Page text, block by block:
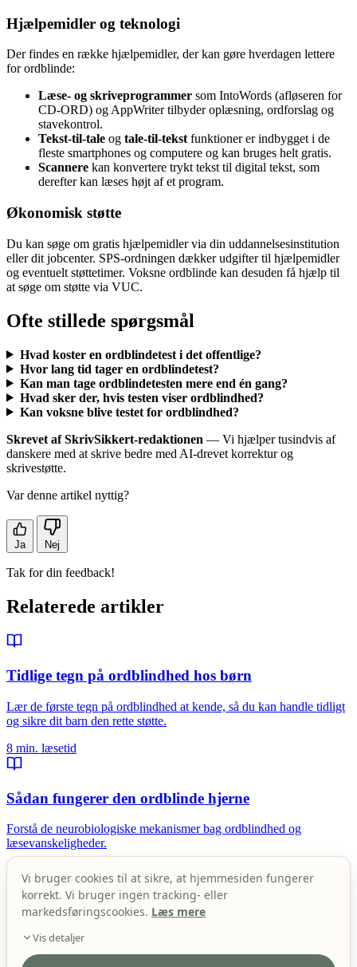
Vi bruger cookies til at sikre, at hjemmesiden fungerer
korrekt. Vi bruger ingen tracking- eller
markedsføringscookies. Læs mere
Vis detaljer
Hjælpemidler og teknologi
Der findes en række hjælpemidler, der kan gøre hverdagen lettere
for ordblinde:
Læse- og skriveprogrammer som IntoWords (afløseren for
CD-ORD) og AppWriter tilbyder oplæsning, ordforslag og
stavekontrol.
Tekst-til-tale og tale-til-tekst funktioner er indbygget i de
fleste smartphones og computere og kan bruges helt gratis.
Scannere kan konvertere trykt tekst til digital tekst, som
derefter kan læses højt af et program.
Økonomisk støtte
Du kan søge om gratis hjælpemidler via din uddannelsesinstitution
eller dit jobcenter. SPS-ordningen dækker udgifter til hjælpemidler
og eventuelt støttetimer. Voksne ordblinde kan desuden få hjælp til
at søge om støtte via VUC.
Ofte stillede spørgsmål
Hvad koster en ordblindetest i det offentlige?
Hvor lang tid tager en ordblindetest?
Kan man tage ordblindetesten mere end én gang?
Hvad sker der, hvis testen viser ordblindhed?
Kan voksne blive testet for ordblindhed?
Skrevet af SkrivSikkert-redaktionen — Vi hjælper tusindvis af
danskere med at skrive bedre med AI-drevet korrektur og
skrivestøtte.
Var denne artikel nyttig?
Ja Nej
Tak for din feedback!
Relaterede artikler
Tidlige tegn på ordblindhed hos børn
Lær de første tegn på ordblindhed at kende, så du kan handle tidligt
og sikre dit barn den rette støtte.
8 min. læsetid
Sådan fungerer den ordblinde hjerne
Forstå de neurobiologiske mekanismer bag ordblindhed og
læsevanskeligheder.
Dine rettigheder og støttemuligheder som ordblind
Komplet overblik over rettigheder og støttemuligheder for ordblinde